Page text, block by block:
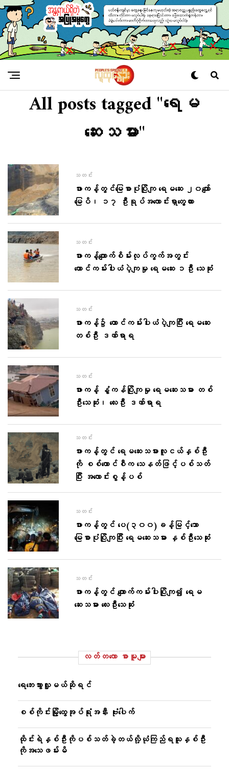
All posts tagged "ရေမ
ဆေးသမား"
သတင်း
ဖားကန့်တွင်မြေစာပုံပြိုကျ ရေမဆေး ၂၀ကျော်
မြေပိ၊ ၁၇ ဦးရုပ်အလောင်းရှာတွေ့ထား
သတင်း
ဖားကန့်ကျောက်စိမ်းလုပ်ကွက်အတွင်း
တောင်ကမ်းပါးယံပဲ့ကျမှု ရေမဆေး ၁ဦး သေဆုံး
သတင်း
ဖားကန့်၌ တောင်ကမ်းပါးယံပဲ့ကျပြီး ရေမဆေး
တစ်ဦး ဒဏ်ရာရ
သတင်း
ဖားကန့် နွံကန်ပြိုကျမှု ရေမဆေးသမား တစ်
ဦးသေဆုံး၊ လေးဦး ဒဏ်ရာရ
သတင်း
ဖားကန့်တွင် ရေမဆေးသမားလူငယ်နှစ်ဦး
ကို စစ်ကောင်စီက သေနတ်ဖြင့်ပစ်သတ်
ပြီး အလောင်းစွန့်ပစ်
သတင်း
ဖားကန့်တွင် ပေ(၃၀၀)ခန့်မြင့်သော
မြေစာပုံပြိုကျပြီး ရေမဆေးသမား နှစ်ဦးသေဆုံး
သတင်း
ဖားကန့်တွင် ကျောက်ကမ်းပါးပြိုကျ၍ ရေမ
ဆေးသမား လေးဦးသေဆုံး
လတ်တ‌လော စာမူများ
ရေဘေးသွားလှူမယ်ဆိုရင်
စစ်ကိုင်းမြို့ထွေအုပ်ရုံးအနီး ဗုံးပေါက်
ထိုင်းရဲနှစ်ဦးကိုပစ်သတ်ခဲ့တယ်လို့ယုံကြည်ရသူနှစ်ဦး
ကိုအသေဖမ်းမိ